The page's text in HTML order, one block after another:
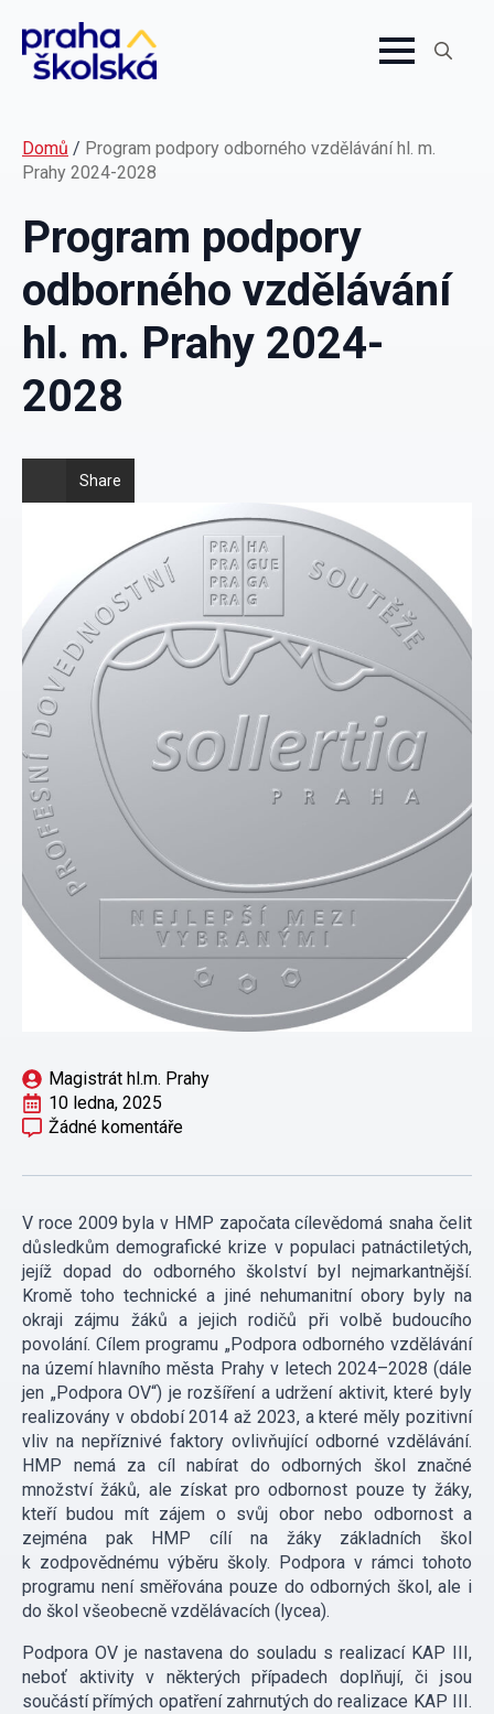
Domů / Program podpory odborného vzdělávání hl. m.
Prahy 2024-2028
Program podpory
odborného vzdělávání
hl. m. Prahy 2024-
2028
Share
Magistrát hl.m. Prahy
10 ledna, 2025
Žádné komentáře
V roce 2009 byla v HMP započata cílevědomá snaha čelit
důsledkům demografické krize v populaci patnáctiletých,
jejíž dopad do odborného školství byl nejmarkantnější.
Kromě toho technické a jiné nehumanitní obory byly na
okraji zájmu žáků a jejich rodičů při volbě budoucího
povolání. Cílem programu „Podpora odborného vzdělávání
na území hlavního města Prahy v letech 2024–2028 (dále
jen „Podpora OV“) je rozšíření a udržení aktivit, které byly
realizovány v období 2014 až 2023, a které měly pozitivní
vliv na nepříznivé faktory ovlivňující odborné vzdělávání.
HMP nemá za cíl nabírat do odborných škol značné
množství žáků, ale získat pro odbornost pouze ty žáky,
kteří budou mít zájem o svůj obor nebo odbornost a
zejména pak HMP cílí na žáky základních škol
k zodpovědnému výběru školy. Podpora v rámci tohoto
programu není směřována pouze do odborných škol, ale i
do škol všeobecně vzdělávacích (lycea).
Podpora OV je nastavena do souladu s realizací KAP III,
neboť aktivity v některých případech doplňují, či jsou
součástí přímých opatření zahrnutých do realizace KAP III.